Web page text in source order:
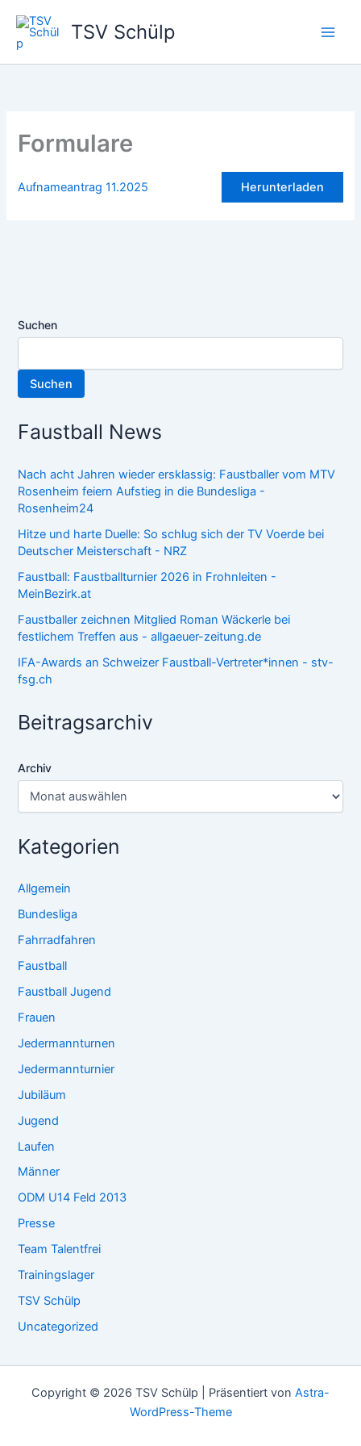
Inhalt
springen
TSV Schülp
Formulare
Aufnameantrag 11.2025 Herunterladen
Suchen
Suchen
Faustball News
Nach acht Jahren wieder ersklassig: Faustballer vom MTV
Rosenheim feiern Aufstieg in die Bundesliga -
Rosenheim24
Hitze und harte Duelle: So schlug sich der TV Voerde bei
Deutscher Meisterschaft - NRZ
Faustball: Faustballturnier 2026 in Frohnleiten -
MeinBezirk.at
Faustballer zeichnen Mitglied Roman Wäckerle bei
festlichem Treffen aus - allgaeuer-zeitung.de
IFA-Awards an Schweizer Faustball-Vertreter*innen - stv-
fsg.ch
Beitragsarchiv
Archiv
Kategorien
Allgemein
Bundesliga
Fahrradfahren
Faustball
Faustball Jugend
Frauen
Jedermannturnen
Jedermannturnier
Jubiläum
Jugend
Laufen
Männer
ODM U14 Feld 2013
Presse
Team Talentfrei
Trainingslager
TSV Schülp
Uncategorized
Copyright © 2026 TSV Schülp | Präsentiert von Astra-
WordPress-Theme